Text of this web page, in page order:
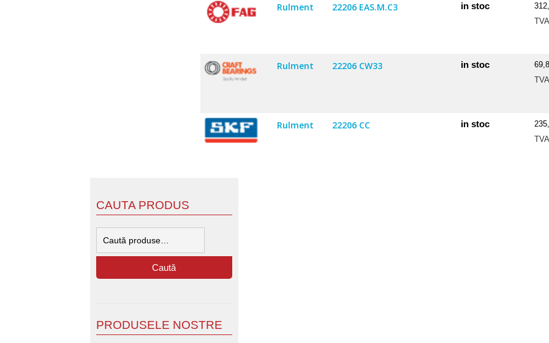
Rulment 22206 EAS.M.C3 in stoc
TVA
Rulment 22206 CW33 in stoc
TVA
Rulment 22206 CC in stoc
TVA
CAUTA PRODUS
Caută
PRODUSELE NOSTRE